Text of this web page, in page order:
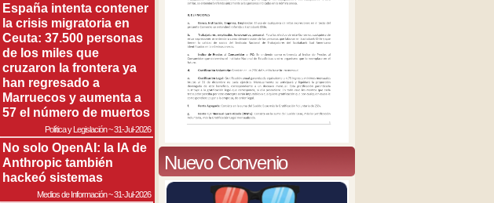
España intenta contener
la crisis migratoria en
Ceuta: 37.500 personas
de los miles que
cruzaron la frontera ya
han regresado a
Marruecos y aumenta a
57 el número de muertos
Política y Legislación~31-Jul-2026
No solo OpenAI: la IA de
Anthropic también
hackeó sistemas
Medios de Información~31-Jul-2026
Nuevo Convenio